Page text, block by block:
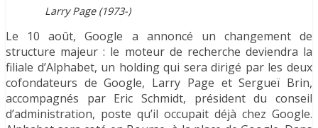
Larry Page (1973-)
Le 10 août, Google a annoncé un changement de
structure majeur : le moteur de recherche deviendra la
filiale d’Alphabet, un holding qui sera dirigé par les deux
cofondateurs de Google, Larry Page et Sergueï Brin,
accompagnés par Eric Schmidt, président du conseil
d’administration, poste qu’il occupait déjà chez Google.